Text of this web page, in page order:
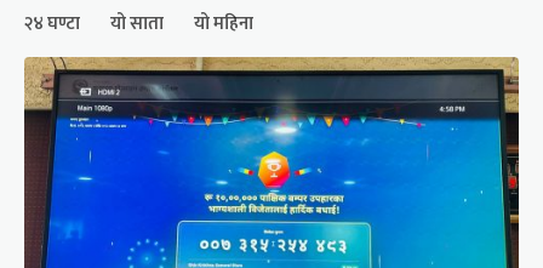
२४ घण्टा यो साता यो महिना